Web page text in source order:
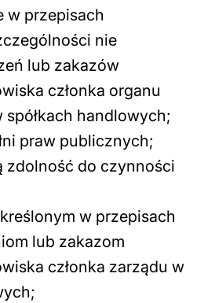
w przepisach
nie
lub zakazów
członka organu
handlowych;
praw publicznych;
zdolność do czynności
w przepisach
lub zakazom
członka zarządu w